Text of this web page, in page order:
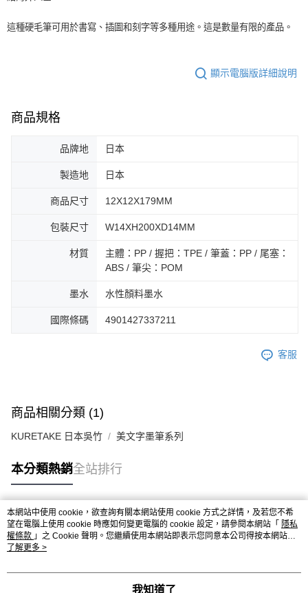
這種硬毛筆可用於書寫、插圖和刻字等多種用途。這是數量有限的產品。
顯示電腦版詳細說明
商品規格
品牌地 日本
製造地 日本
商品尺寸 12X12X179MM
包裝尺寸 W14XH200XD14MM
材質
主體：PP / 握把：TPE / 筆蓋：PP / 尾塞：
ABS / 筆尖：POM
墨水 水性顏料墨水
國際條碼 4901427337211
客服
商品相關分類 (1)
KURETAKE 日本吳竹 美文字墨筆系列
本分類熱銷全站排行
熱門標籤
本網站中使用 cookie，欲查詢有關本網站使用 cookie 方式之詳情，及若您不希
望在電腦上使用 cookie 時應如何變更電腦的 cookie 設定，請參閱本網站「 隱私
權條款 」之 Cookie 聲明。您繼續使用本網站即表示您同意本公司得按本網站使
用條款之 Cookie 聲明使用 cookie。
了解更多 >
我知道了